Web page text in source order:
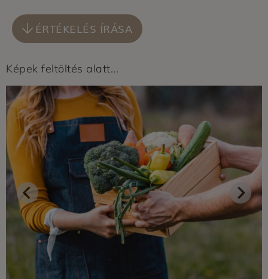
ÉRTÉKELÉS ÍRÁSA
Képek feltöltés alatt...